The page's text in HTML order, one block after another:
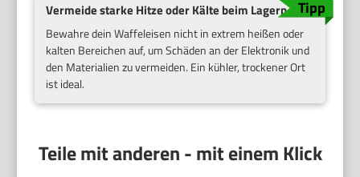
Vermeide starke Hitze oder Kälte beim Lagern
Bewahre dein Waffeleisen nicht in extrem heißen oder
kalten Bereichen auf, um Schäden an der Elektronik und
den Materialien zu vermeiden. Ein kühler, trockener Ort
ist ideal.